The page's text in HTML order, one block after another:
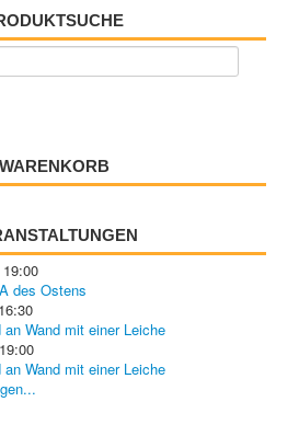
WARENKORB
19:00
des Ostens
16:30
Wand mit einer Leiche
19:00
Wand mit einer Leiche